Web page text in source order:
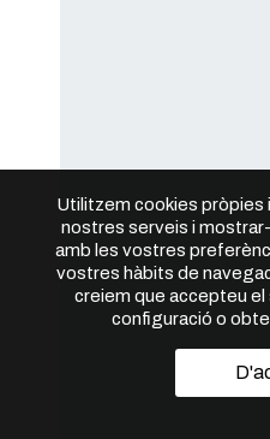
Utilitzem cookies pròpies
nostres serveis i
amb les vostres
vostres hàbits de
creiem que accepteu el
configuració o